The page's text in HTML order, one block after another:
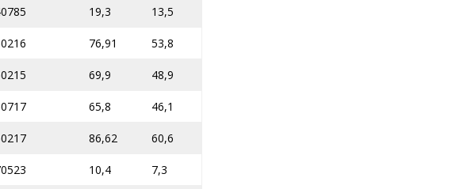
19,3 13,5
76,91 53,8
69,9 48,9
65,8 46,1
86,62 60,6
10,4 7,3